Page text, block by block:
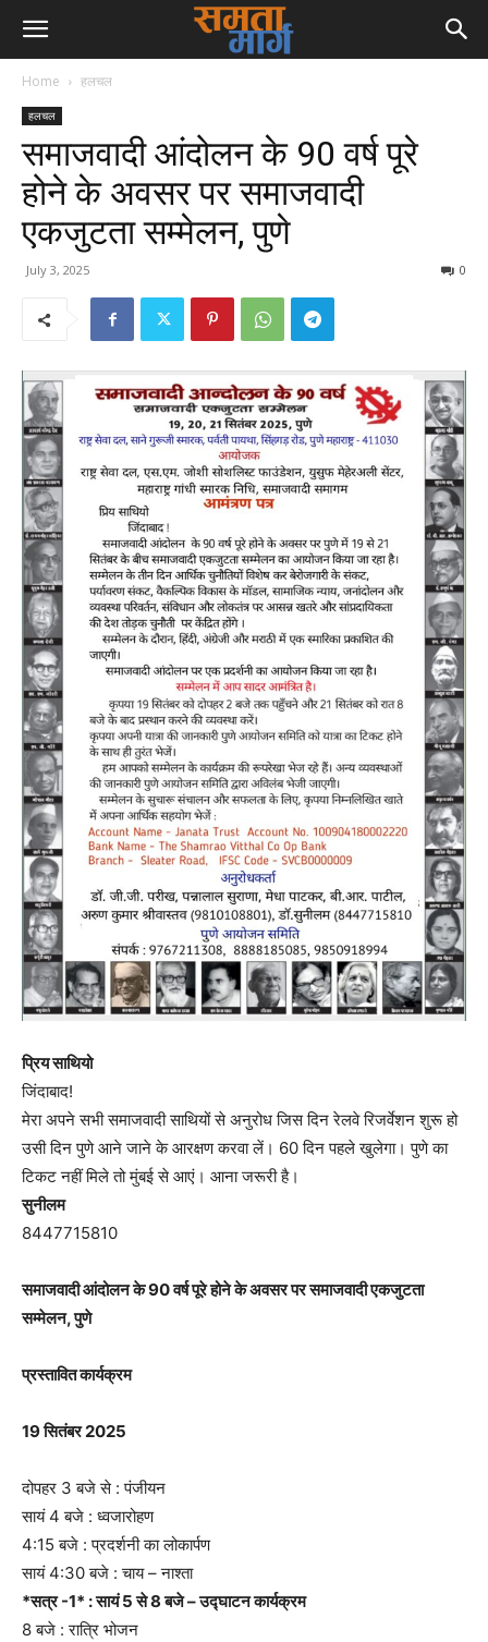
Home हलचल
हलचल
समाजवादी आंदोलन के 90 वर्ष पूरे
होने के अवसर पर समाजवादी
एकजुटता सम्मेलन, पुणे
July 3, 2025 0
प्रिय साथियो
जिंदाबाद!
मेरा अपने सभी समाजवादी साथियों से अनुरोध जिस दिन रेलवे रिजर्वेशन शुरू हो
उसी दिन पुणे आने जाने के आरक्षण करवा लें। 60 दिन पहले खुलेगा। पुणे का
टिकट नहीं मिले तो मुंबई से आएं। आना जरूरी है।
सुनीलम
8447715810
समाजवादी आंदोलन के 90 वर्ष पूरे होने के अवसर पर समाजवादी एकजुटता
सम्मेलन, पुणे
प्रस्तावित कार्यक्रम
19 सितंबर 2025
दोपहर 3 बजे से : पंजीयन
सायं 4 बजे : ध्वजारोहण
4:15 बजे : प्रदर्शनी का लोकार्पण
सायं 4:30 बजे : चाय – नाश्ता
*सत्र -1* : सायं 5 से 8 बजे – उद्घाटन कार्यक्रम
8 बजे : रात्रि भोजन